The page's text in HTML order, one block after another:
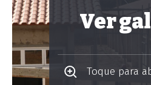
Ver
Toque para